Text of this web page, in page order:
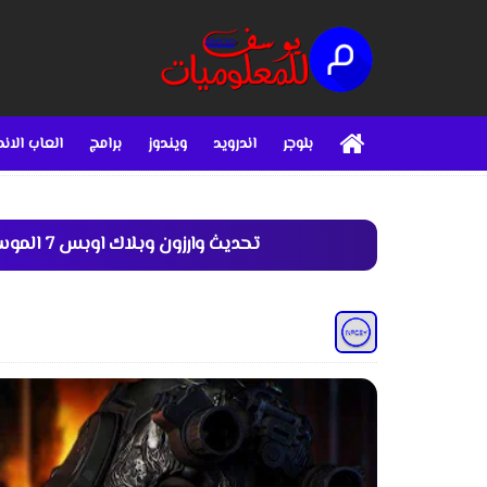
بلوجر اندرويد ويندوز برامج العاب
تحديث وارزون وبلاك اوبس 7 الموسم 4 | كل ما تحتاجه عن الزومبي والاندغيم الجديد